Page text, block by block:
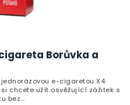
Borůvka a
e-cigaretou X4
chcete užít osvěžující zážitek s
bez...